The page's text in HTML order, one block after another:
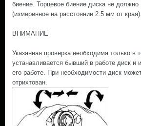
биение. Торцевое биение диска не
(измеренное на расстоянии 2.5 мм от края).
ВНИМАНИЕ
Указанная проверка необходима только в
устанавливается бывший в работе диск и
его работе. При необходимости диск
отрихтован.